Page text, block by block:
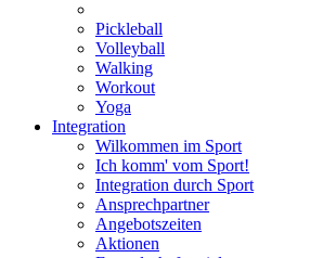
Pickleball
Volleyball
Walking
Workout
Yoga
Integration
Wilkommen im Sport
Ich komm' vom Sport!
Integration durch Sport
Ansprechpartner
Angebotszeiten
Aktionen